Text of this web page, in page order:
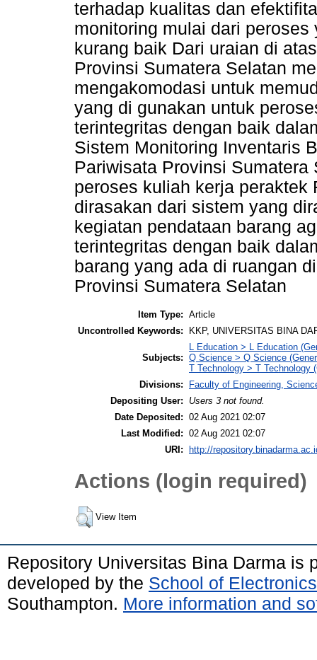
terhadap kualitas dan
monitoring mulai dari
kurang baik Dari uraian di
Provinsi Sumatera Selatan
mengakomodasi untuk
yang di gunakan untuk
terintegritas dengan baik
Sistem Monitoring Inventaris
Pariwisata Provinsi Sumatera
peroses kuliah kerja peraktek
dirasakan dari sistem yang
kegiatan pendataan barang
terintegritas dengan baik
barang yang ada di ruangan
Provinsi Sumatera Selatan
Item Type: Article
Uncontrolled Keywords:
KKP, UNIVERSITAS BINA
Subjects:
L Education > L Education
Q Science > Q Science
T Technology > T Technology
Divisions:
Faculty of Engineering,
Depositing User:
Users 3 not found.
Date Deposited: 02 Aug 2021 02:07
Last Modified: 02 Aug 2021 02:07
URI:
http://
Actions (login required)
View Item
Repository Universitas Bina Darma is
developed by the School of
Southampton. More information and